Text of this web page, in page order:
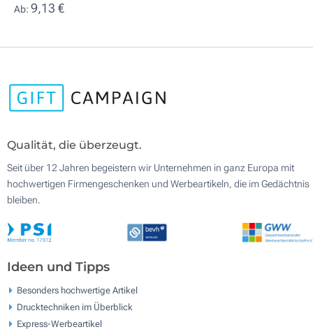
Ab: 9,13 €
Qualität, die überzeugt.
Seit über 12 Jahren begeistern wir Unternehmen in ganz Europa mit
hochwertigen Firmengeschenken und Werbeartikeln, die im Gedächtnis
bleiben.
Ideen und Tipps
Besonders hochwertige Artikel
Drucktechniken im Überblick
Express-Werbeartikel